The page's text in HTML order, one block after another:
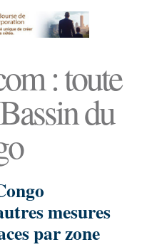
: toute
du
mesures
par zone